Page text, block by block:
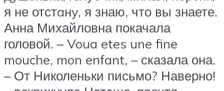
я не отстaнy, я знаю, что вы знаете.
Анна Михайловна покачала
головой. – Voua etes une fine
mouche, mon enfant, – сказала она.
– От Николеньки письмо? Наверно!